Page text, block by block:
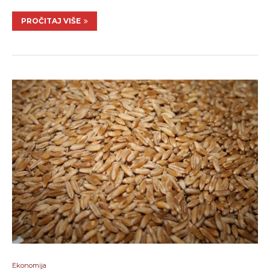
PROČITAJ VIŠE
Ekonomija